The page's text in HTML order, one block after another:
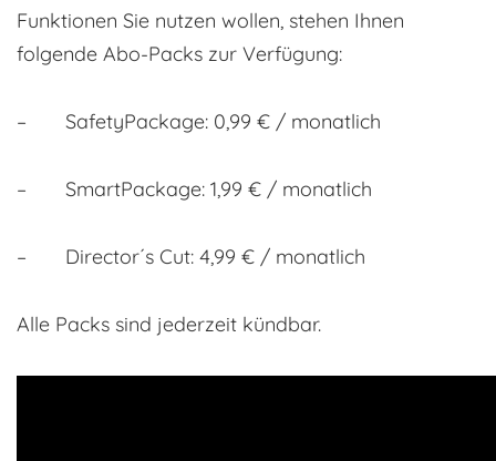
Funktionen Sie nutzen wollen, stehen Ihnen
folgende Abo-Packs zur Verfügung:
– SafetyPackage: 0,99 € / monatlich
– SmartPackage: 1,99 € / monatlich
– Director´s Cut: 4,99 € / monatlich
Alle Packs sind jederzeit kündbar.